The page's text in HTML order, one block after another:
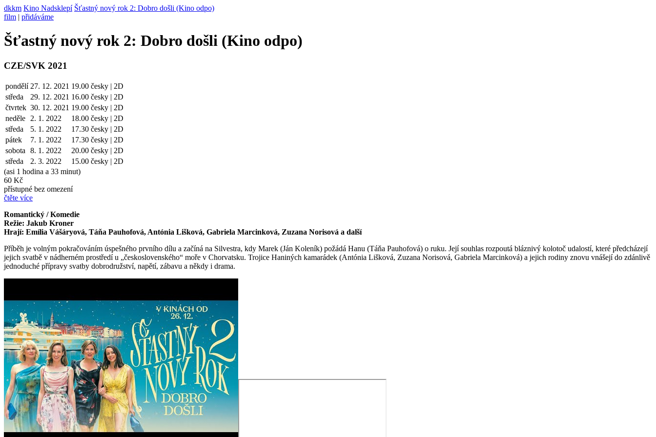
dkkm Kino Nadsklepí Šťastný nový rok 2: Dobro došli (Kino odpo)
film | přidáváme
Šťastný nový rok 2: Dobro došli (Kino odpo)
CZE/SVK 2021
pondělí 27. 12. 2021 19.00 česky | 2D
středa
29. 12. 2021 16.00 česky | 2D
čtvrtek 30. 12. 2021 19.00 česky | 2D
neděle
2. 1. 2022 18.00 česky | 2D
středa
5. 1. 2022 17.30 česky | 2D
pátek
7. 1. 2022 17.30 česky | 2D
sobota
8. 1. 2022 20.00 česky | 2D
středa
2. 3. 2022 15.00 česky | 2D
(asi 1 hodina a 33 minut)
60 Kč
přístupné bez omezení
čtěte více
Romantický / Komedie
Režie: Jakub Kroner
Hrají: Emília Vášáryová, Táňa Pauhofová, Antónia Lišková, Gabriela Marcinková, Zuzana Norisová a další
Příběh je volným pokračováním úspešného prvního dílu a začíná na Silvestra, kdy Marek (Ján Koleník) požádá Hanu (Táňa Pauhofová) o ruku. Její souhlas rozpoutá bláznivý kolotoč udalostí, které předcházejí
jejich svatbě v nádherném prostředí u „československého“ moře v Chorvatsku. Trojice Haniných kamarádek (Antónia Lišková, Zuzana Norisová, Gabriela Marcinková) a jejich rodiny znovu vnášejí do zdánlivě
jednoduché přípravy svatby dobrodružství, napětí, zábavu a někdy i drama.